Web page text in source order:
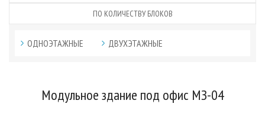
ПО КОЛИЧЕСТВУ БЛОКОВ
ОДНОЭТАЖНЫЕ ДВУХЭТАЖНЫЕ
Модульное здание под офис МЗ-04